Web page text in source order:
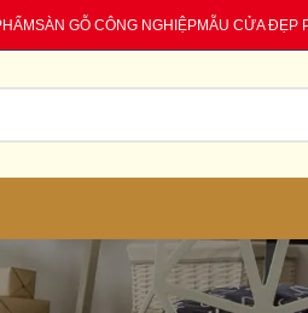
SÀN GỖ CÔNG NGHIỆPMẪU CỬA ĐẸP